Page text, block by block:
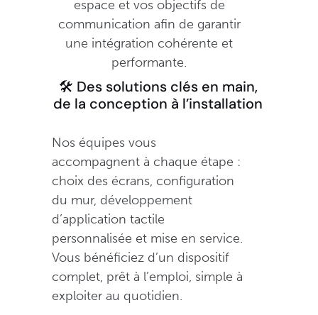
espace et vos objectifs de
communication afin de garantir
une intégration cohérente et
performante.
🛠️ Des solutions clés en main,
de la conception à l’installation
Nos équipes vous
accompagnent à chaque étape :
choix des écrans, configuration
du mur, développement
d’application tactile
personnalisée et mise en service.
Vous bénéficiez d’un dispositif
complet, prêt à l’emploi, simple à
exploiter au quotidien.